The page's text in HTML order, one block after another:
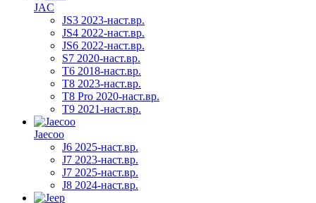
JAC
JS3 2023-наст.вр.
JS4 2022-наст.вр.
JS6 2022-наст.вр.
S7 2020-наст.вр.
T6 2018-наст.вр.
T8 2023-наст.вр.
T8 Pro 2020-наст.вр.
T9 2021-наст.вр.
Jaecoo
J6 2025-наст.вр.
J7 2023-наст.вр.
J7 2025-наст.вр.
J8 2024-наст.вр.